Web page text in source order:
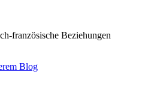
französische Beziehungen
Blog